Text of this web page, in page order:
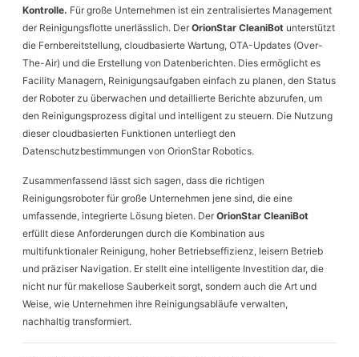
Kontrolle. Für große Unternehmen ist ein zentralisiertes Management
der Reinigungsflotte unerlässlich. DerOrionStar CleaniBot unterstützt
die Fernbereitstellung, cloudbasierte Wartung, OTA-Updates (Over-
The-Air) und die Erstellung von Datenberichten. Dies ermöglicht es
Facility Managern, Reinigungsaufgaben einfach zu planen, den Status
der Roboter zu überwachen und detaillierte Berichte abzurufen, um
den Reinigungsprozess digital und intelligent zu steuern. Die Nutzung
dieser cloudbasierten Funktionen unterliegt den
Datenschutzbestimmungen von OrionStar Robotics.
Zusammenfassend lässt sich sagen, dass die richtigen
Reinigungsroboter für große Unternehmen jene sind, die eine
umfassende, integrierte Lösung bieten. DerOrionStar CleaniBot
erfüllt diese Anforderungen durch die Kombination aus
multifunktionaler Reinigung, hoher Betriebseffizienz, leisern Betrieb
und präziser Navigation. Er stellt eine intelligente Investition dar, die
nicht nur für makellose Sauberkeit sorgt, sondern auch die Art und
Weise, wie Unternehmen ihre Reinigungsabläufe verwalten,
nachhaltig transformiert.